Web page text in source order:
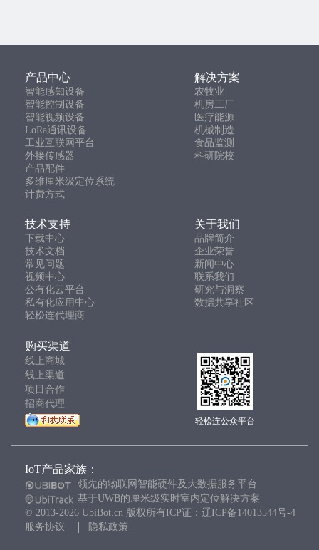
产品中心 解决方案
智能感知设备
农牧业
智能控制设备
机房工厂
智能视频设备
医疗能源
LoRa通讯设备
机械制造
工业互联网平台
食品监测
外接传感器
科研院校
产品配件
多维厘米级定位系统
计费方式
技术支持 关于我们
下载中心
品牌简介
技术文档
企业荣誉
常见问题
新闻中心
视频中心
联系我们
公有化云平台
研究与洞察
私有化应用中心
数据共享社区
轻松连代理商
购买渠道
线上商城
线上渠道
项目合作
招商代理
轻松连公众平台
IoT产品家族：
领先的物联网智能硬件及大数据服务平台
基于UWB的厘米级实时室内定位解决方案
© 2013-2026 UbiBot.cn 版权所有ICP证：辽ICP备14013544号-4
服务协议
隐私政策